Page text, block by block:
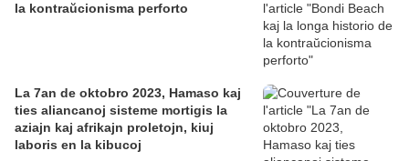
la kontraŭcionisma perforto
La 7an de oktobro 2023, Hamaso kaj
ties aliancanoj sisteme mortigis la
aziajn kaj afrikajn proletojn, kiuj
laboris en la kibucoj